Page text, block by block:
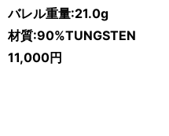
バレル重量:21.0g
材質:90%TUNGSTEN
11,000円